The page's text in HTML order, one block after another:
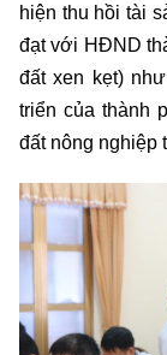
hiện thu hồi tài
đạt với HĐND
đất xen kẹt)
triển của thành
đất nông nghiệp